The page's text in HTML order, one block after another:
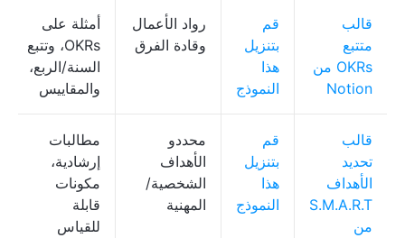
قالب
متتبع
OKRs من
Notion
قم
بتنزيل
هذا
النموذج
رواد الأعمال
وقادة الفرق
أمثلة على
OKRs، وتتبع
السنة/الربع،
والمقاييس
قالب
تحديد
الأهداف
S.M.A.R.T
من
قم
بتنزيل
هذا
النموذج
محددو
الأهداف
الشخصية/
المهنية
مطالبات
إرشادية،
مكونات
قابلة
للقياس